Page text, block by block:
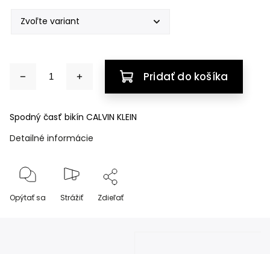
Pridať do košíka
Spodný časť bikín CALVIN KLEIN
Detailné informácie
Opýtať sa Strážiť Zdieľať